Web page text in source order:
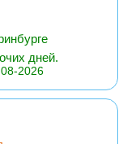
дней.
2026